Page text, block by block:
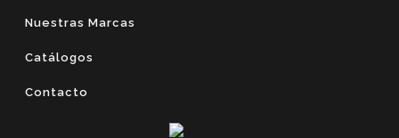
Nuestras Marcas
Catálogos
Contacto